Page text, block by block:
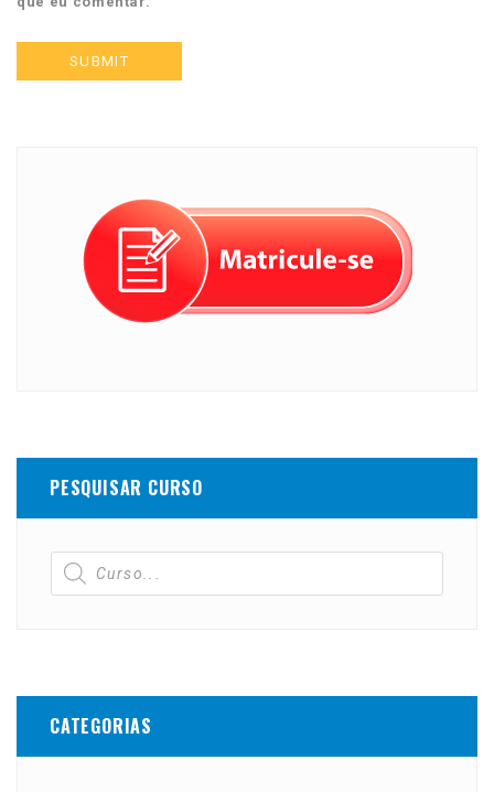
PESQUISAR CURSO
CATEGORIAS